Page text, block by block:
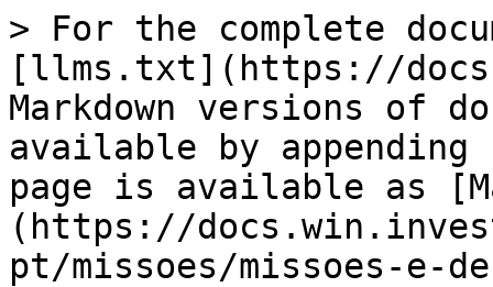
> For the complete
[llms.txt](https://
Markdown versions of
available by
page is available as
(https://
pt/missoes/missoes-e-